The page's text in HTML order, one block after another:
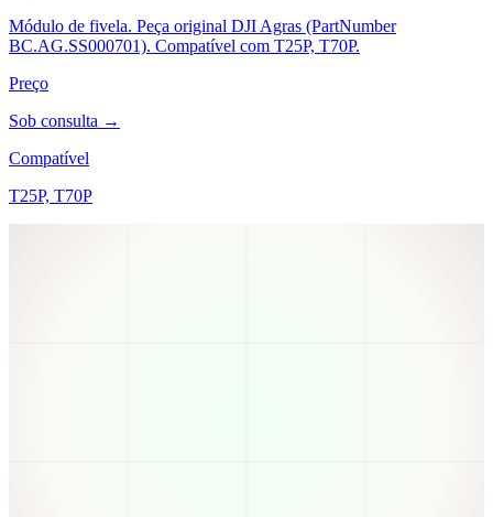
Módulo de fivela. Peça original DJI Agras (PartNumber
BC.AG.SS000701). Compatível com T25P, T70P.
Preço
Sob consulta →
Compatível
T25P, T70P